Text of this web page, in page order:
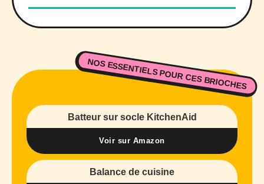
NOS ESSENTIELS POUR CES BRIOCHES
Batteur sur socle KitchenAid
Voir sur Amazon
Balance de cuisine